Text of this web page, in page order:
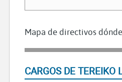
Mapa de directivos
CARGOS DE TEREIKO